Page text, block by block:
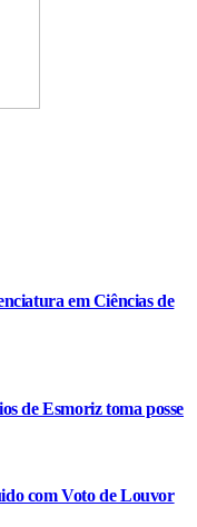
em Ciências de
de Esmoriz toma posse
com Voto de Louvor